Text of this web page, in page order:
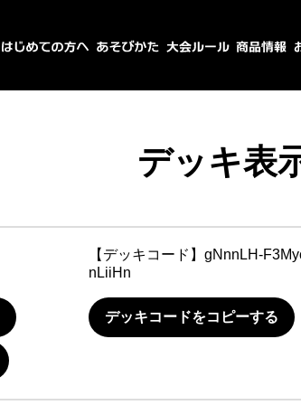
デッキ表
【デッキコード】 gNnnLH-
nLiiHn
デッキコードをコピーする